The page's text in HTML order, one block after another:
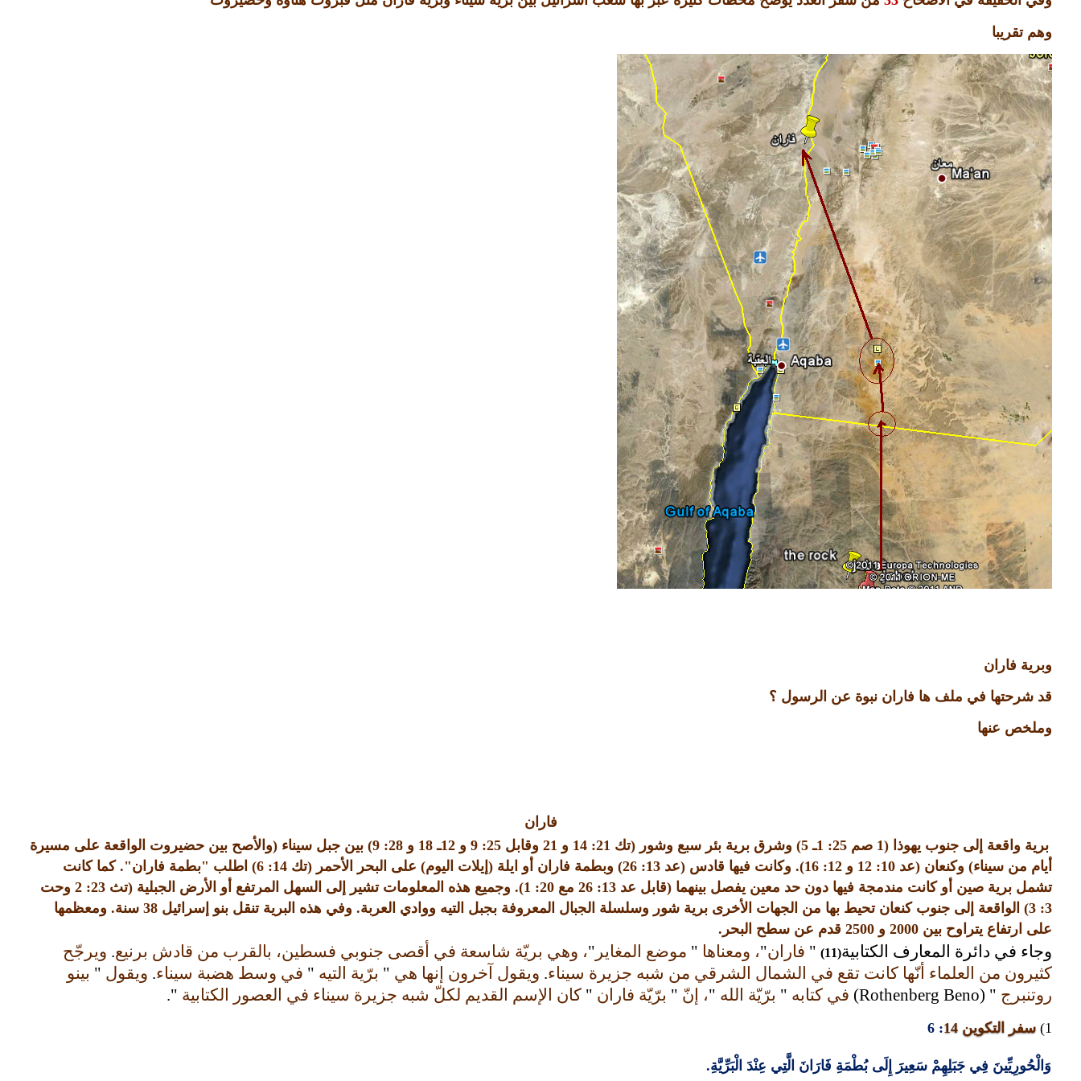
وهم تقريبا
وبرية فاران
قد شرحتها في ملف ها فاران نبوة عن الرسول ؟
وملخص عنها
فاران
برية واقعة إلى جنوب يهوذا (1 صم 25: 1 ـ 5) وشرق برية بئر سبع وشور (تك 21: 14 و 21 وقابل 25: 9 و 12ـ 18 و 28: 9) بين جبل سيناء (والأصح بين حضيروت الواقعة على مسيرة
أيام من سيناء) وكنعان (عد 10: 12 و 12: 16). وكانت فيها قادس (عد 13: 26) وبطمة فاران أو ايلة ( إيلات اليوم) على البحر الأحمر (تك 14: 6) اطلب "بطمة فاران".كما كانت
تشمل برية صين أو كانت مندمجة فيها دون حد معين يفصل بينهما (قابل عد 13: 26 مع 20: 1). وجميع هذه المعلومات تشير إلى السهل المرتفع أو الأرض الجبلية (تث 23: 2
وحت
3: 3)
الواقعة إلى جنوب كنعان تحيط بها من الجهات الأخرى برية شور وسلسلة الجبال المعروفة بجبل التيه ووادي العربة. وفي هذه البرية تنقل بنو إسرائيل 38 سنة. ومعظمها
على ارتفاع يتراوح بين 2000 و 2500 قدم عن سطح البحر .
وجاء في دائرة المعارف الكتابية(11)
" فاران"، ومعناها " موضع المغاير "، وهي بريّة شاسعة في أقصى جنوبي فسطين، بالقرب من قادش برنيع. ويرجّح
كثيرون من العلماء أنّها كانت تقع في الشمال الشرقي من شبه جزيرة سيناء. ويقول آخرون إنها هي " برّية التيه " في وسط هضبة سيناء. ويقول " بينو
روتنبرج " (Rothenberg Beno) في كتابه " برّيّة الله "، إنّ " برّيّة فاران " كان الإسم القديم لكلّ شبه جزيرة سيناء في العصور الكتابية ".
1) سفر التكوين 14
: 6
وَالْحُورِيِّينَ فِي جَبَلِهِمْ سَعِيرَ إِلَى بُطْمَةِ فَارَانَ الَّتِي عِنْدَ الْبَرِّيَّةِ.